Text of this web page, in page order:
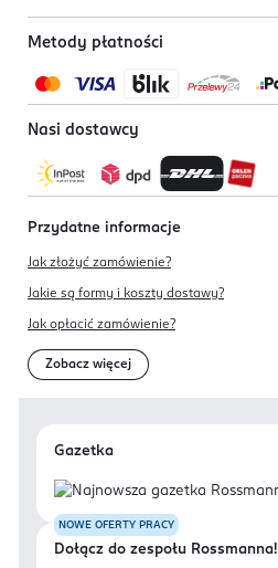
Metody płatności
Nasi dostawcy
Przydatne informacje
Jak złożyć zamówienie?
Jakie są formy i koszty dostawy?
Jak opłacić zamówienie?
Zobacz więcej
Gazetka
NOWE OFERTY PRACY
Dołącz do zespołu Rossmanna!